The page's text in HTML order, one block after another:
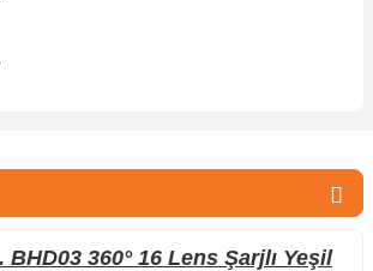
360° 16 Lens Şarjlı Yeşil